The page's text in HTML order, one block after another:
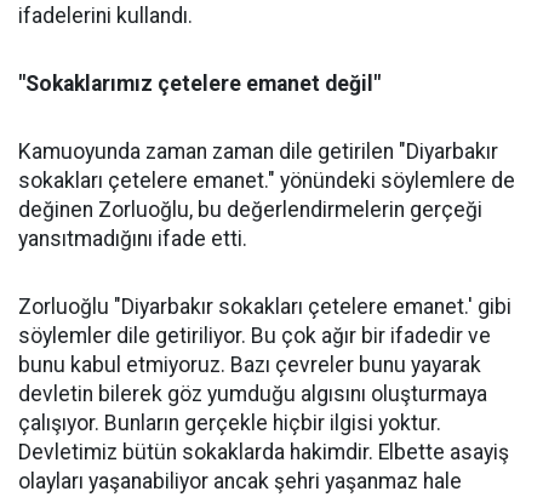
ifadelerini kullandı.
"Sokaklarımız çetelere emanet değil"
Kamuoyunda zaman zaman dile getirilen "Diyarbakır
sokakları çetelere emanet." yönündeki söylemlere de
değinen Zorluoğlu, bu değerlendirmelerin gerçeği
yansıtmadığını ifade etti.
Zorluoğlu "Diyarbakır sokakları çetelere emanet.' gibi
söylemler dile getiriliyor. Bu çok ağır bir ifadedir ve
bunu kabul etmiyoruz. Bazı çevreler bunu yayarak
devletin bilerek göz yumduğu algısını oluşturmaya
çalışıyor. Bunların gerçekle hiçbir ilgisi yoktur.
Devletimiz bütün sokaklarda hakimdir. Elbette asayiş
olayları yaşanabiliyor ancak şehri yaşanmaz hale